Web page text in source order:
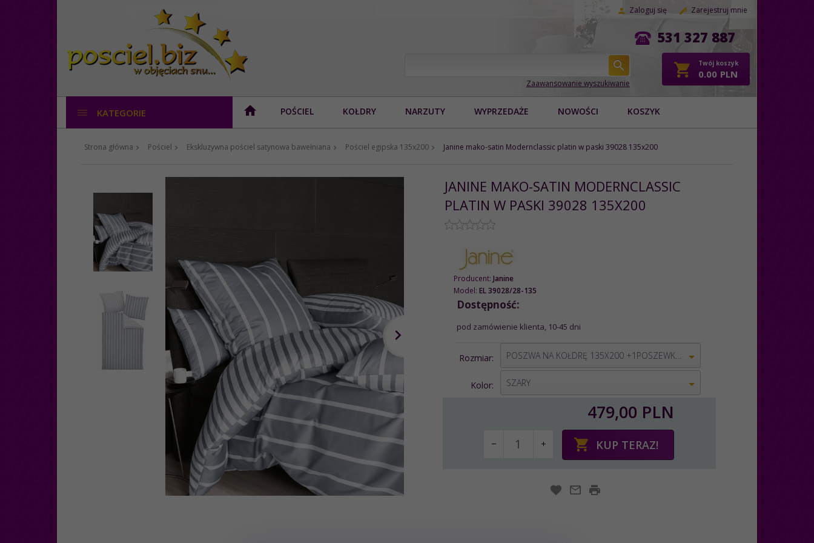
Zaloguj się Zarejestruj mnie
531 327 887
Zaawansowanie wyszukiwanie
Twój koszyk
0.00 PLN
KATEGORIE POŚCIEL KOŁDRY NARZUTY WYPRZEDAŻE NOWOŚCI KOSZYK
Strona główna Pościel Ekskluzywna pościel satynowa bawełniana Pościel egipska 135x200 Janine mako-satin Modernclassic platin w paski 39028 135x200
JANINE MAKO-SATIN MODERNCLASSIC
PLATIN W PASKI 39028 135X200
Producent: Janine
Model: EL 39028/28-135
Dostępność:
pod zamówienie klienta, 10-45 dni
Rozmiar:
Kolor: SZARY
479,00 PLN
KUP TERAZ!